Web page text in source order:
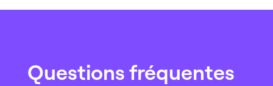
Questions fréquentes